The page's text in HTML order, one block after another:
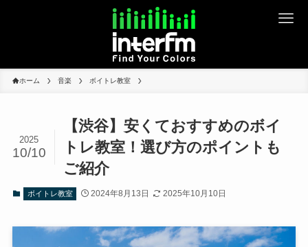
ホーム 音楽 ボイトレ教室
【渋谷】安くておすすめのボイ
トレ教室！選び方のポイントも
ご紹介
2025
10/10
ボイトレ教室 2024年8月13日 2025年10月10日